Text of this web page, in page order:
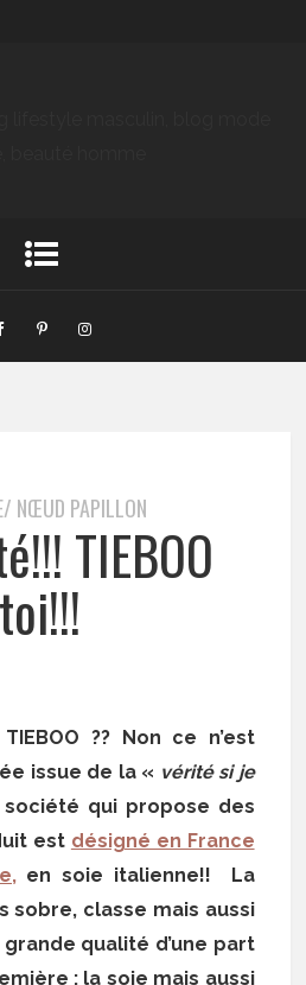
NŒUD PAPILLON
TIEBOO
toi!!!
?? Non ce n’est
issue de la « vérité si je
qui propose des
est désigné en France
en soie italienne!! La
sobre, classe mais aussi
qualité d’une part
: la soie mais aussi